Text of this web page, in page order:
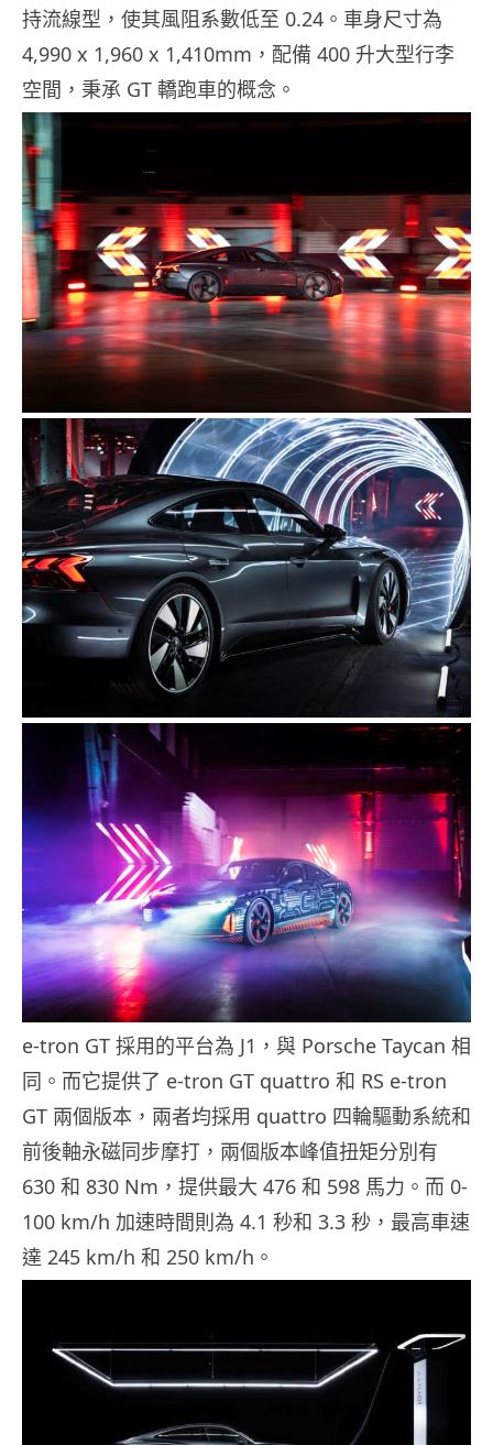
持流線型，使其風阻系數低至 0.24。車身尺寸為
4,990 x 1,960 x 1,410mm，配備 400 升大型行李
空間，秉承 GT 轎跑車的概念。
e-tron GT 採用的平台為 J1，與 Porsche Taycan 相
同。而它提供了 e-tron GT quattro 和 RS e-tron
GT 兩個版本，兩者均採用 quattro 四輪驅動系統和
前後軸永磁同步摩打，兩個版本峰值扭矩分別有
630 和 830 Nm，提供最大 476 和 598 馬力。而 0-
100 km/h 加速時間則為 4.1 秒和 3.3 秒，最高車速
達 245 km/h 和 250 km/h。